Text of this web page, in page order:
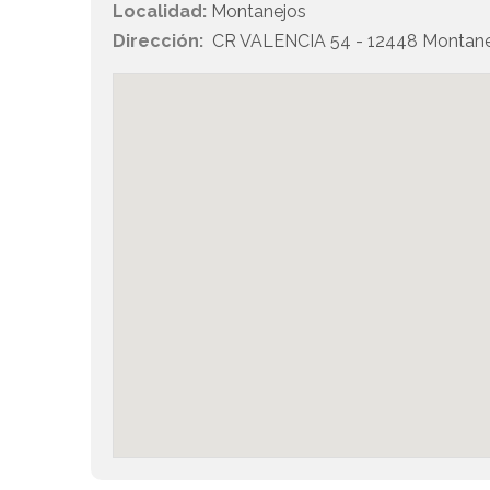
Localidad: Montanejos
Dirección: CR VALENCIA 54 - 12448